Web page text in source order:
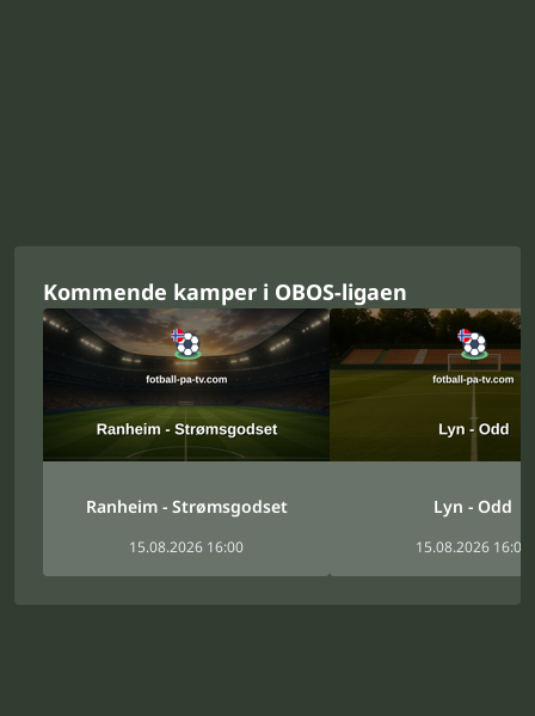
Kommende kamper i OBOS-ligaen
Ranheim - Strømsgodset
15.08.2026 16:00
Lyn - Odd
15.08.2026 16:00